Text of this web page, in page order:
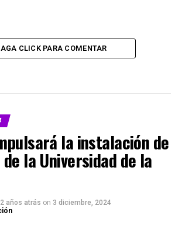
CLICK PARA COMENTAR
la instalación de
la Universidad de la
2 años atrás on 3 diciembre, 2024